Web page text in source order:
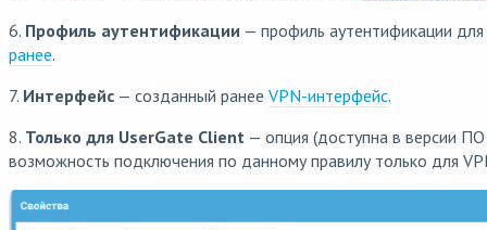
6. Профиль аутентификации — профиль аутентификации
ранее.
7. Интерфейс — созданный ранее VPN-интерфейс.
8. Только для UserGate Client — опция (доступна в версии
возможность подключения по данному правилу только для